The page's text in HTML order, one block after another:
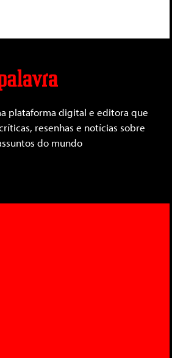
plataforma digital e editora que
resenhas e notícias sobre
do mundo